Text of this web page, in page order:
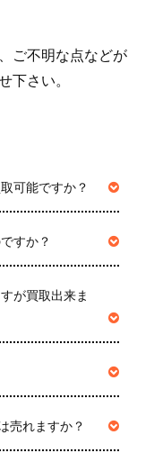
ご不明な点などが
下さい。
可能ですか？
すか？
が買取出来ま
売れますか？